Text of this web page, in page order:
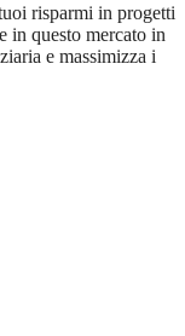
risparmi in progetti
in questo mercato in
e massimizza i